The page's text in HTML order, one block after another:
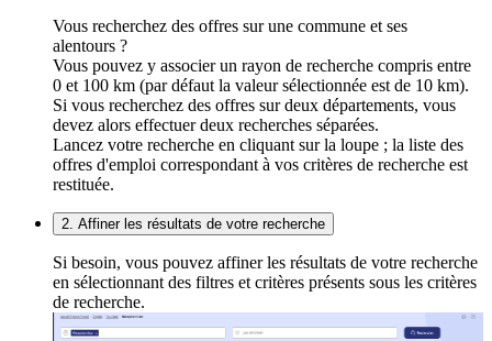
Vous recherchez des offres sur une commune et ses
alentours ?
Vous pouvez y associer un rayon de recherche compris entre
0 et 100 km (par défaut la valeur sélectionnée est de 10 km).
Si vous recherchez des offres sur deux départements, vous
devez alors effectuer deux recherches séparées.
Lancez votre recherche en cliquant sur la loupe ; la liste des
offres d'emploi correspondant à vos critères de recherche est
restituée.
2. Affiner les résultats de votre recherche
Si besoin, vous pouvez affiner les résultats de votre recherche
en sélectionnant des filtres et critères présents sous les critères
de recherche.